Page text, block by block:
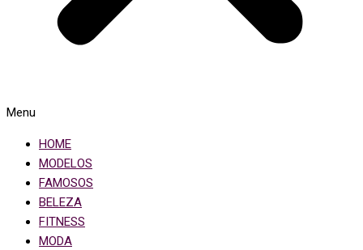
Menu
HOME
MODELOS
FAMOSOS
BELEZA
FITNESS
MODA